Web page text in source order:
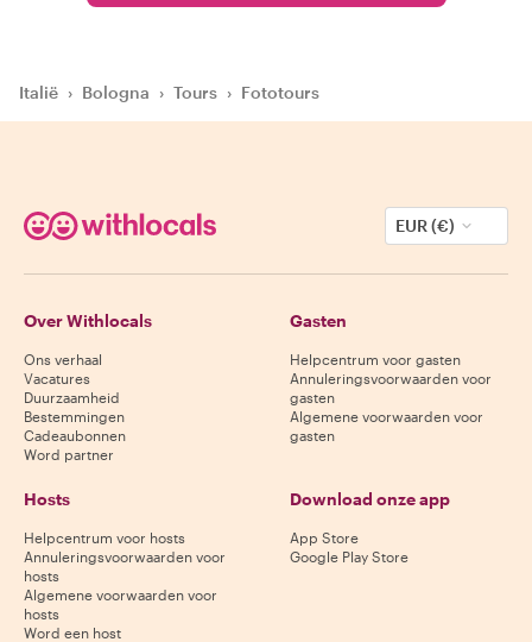
Italië › Bologna › Tours › Fototours
EUR (€)
Over Withlocals
Ons verhaal
Vacatures
Duurzaamheid
Bestemmingen
Cadeaubonnen
Word partner
Gasten
Helpcentrum voor gasten
Annuleringsvoorwaarden voor
gasten
Algemene voorwaarden voor
gasten
Hosts
Helpcentrum voor hosts
Annuleringsvoorwaarden voor
hosts
Algemene voorwaarden voor
hosts
Word een host
Download onze app
App Store
Google Play Store